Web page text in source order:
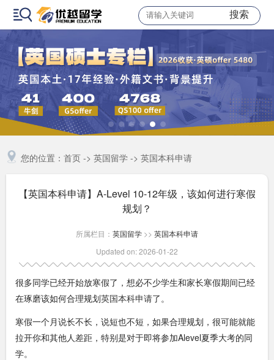
搜索
您的位置： 首页-> 英国留学-> 英国本科申请
【英国本科申请】A-Level 10-12年级，该如何进行寒假
规划？
所属栏目： 英国留学 >> 英国本科申请
Updated on: 2026-01-22
很多同学已经开始放寒假了，想必不少学生和家长寒假期间已经
在琢磨该如何合理规划英国本科申请了。
寒假一个月说长不长，说短也不短，如果合理规划，很可能就能
拉开你和其他人差距，特别是对于即将参加Alevel夏季大考的同
学。